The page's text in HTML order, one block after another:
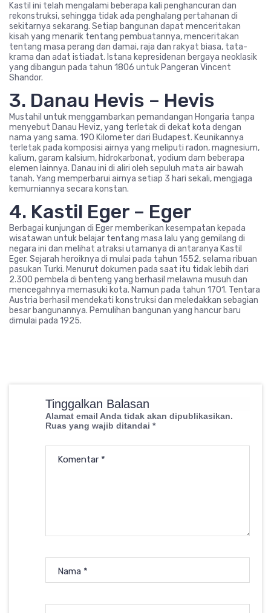
Kastil ini telah mengalami beberapa kali penghancuran dan
rekonstruksi, sehingga tidak ada penghalang pertahanan di
sekitarnya sekarang. Setiap bangunan dapat menceritakan
kisah yang menarik tentang pembuatannya, menceritakan
tentang masa perang dan damai, raja dan rakyat biasa, tata-
krama dan adat istiadat. Istana kepresidenan bergaya neoklasik
yang dibangun pada tahun 1806 untuk Pangeran Vincent
Shandor.
3. Danau Hevis – Hevis
Mustahil untuk menggambarkan pemandangan Hongaria tanpa
menyebut Danau Heviz, yang terletak di dekat kota dengan
nama yang sama. 190 Kilometer dari Budapest. Keunikannya
terletak pada komposisi airnya yang meliputi radon, magnesium,
kalium, garam kalsium, hidrokarbonat, yodium dam beberapa
elemen lainnya. Danau ini di aliri oleh sepuluh mata air bawah
tanah. Yang memperbarui airnya setiap 3 hari sekali, mengjaga
kemurniannya secara konstan.
4. Kastil Eger – Eger
Berbagai kunjungan di Eger memberikan kesempatan kepada
wisatawan untuk belajar tentang masa lalu yang gemilang di
negara ini dan melihat atraksi utamanya di antaranya Kastil
Eger. Sejarah heroiknya di mulai pada tahun 1552, selama ribuan
pasukan Turki. Menurut dokumen pada saat itu tidak lebih dari
2.300 pembela di benteng yang berhasil melawna musuh dan
mencegahnya memasuki kota. Namun pada tahun 1701. Tentara
Austria berhasil mendekati konstruksi dan meledakkan sebagian
besar bangunannya. Pemulihan bangunan yang hancur baru
dimulai pada 1925.
Tinggalkan Balasan
Alamat email Anda tidak akan dipublikasikan.
Ruas yang wajib ditandai *
Komentar *
Nama *